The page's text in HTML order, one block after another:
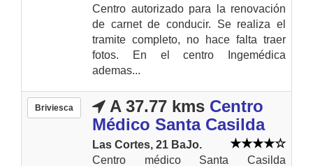
Centro autorizado para la renovación
de carnet de conducir. Se realiza el
tramite completo, no hace falta traer
fotos. En el centro Ingemédica
ademas...
Briviesca A 37.77 kms Centro
Médico Santa Casilda
Las Cortes, 21 BaJo.
Centro médico Santa Casilda